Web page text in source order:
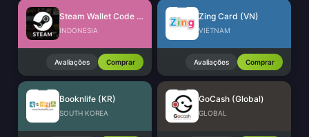
Steam Wallet Code (IDR)
INDONESIA
Avaliações Comprar
Zing Card (VN)
VIETNAM
Avaliações Comprar
Booknlife (KR)
SOUTH KOREA
GoCash (Global)
GLOBAL